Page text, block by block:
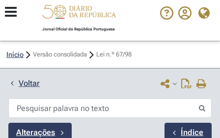
Jornal Oficial da República Portuguesa
Início Versão consolidada Lei n.º 67/98
Voltar
Alterações Índice